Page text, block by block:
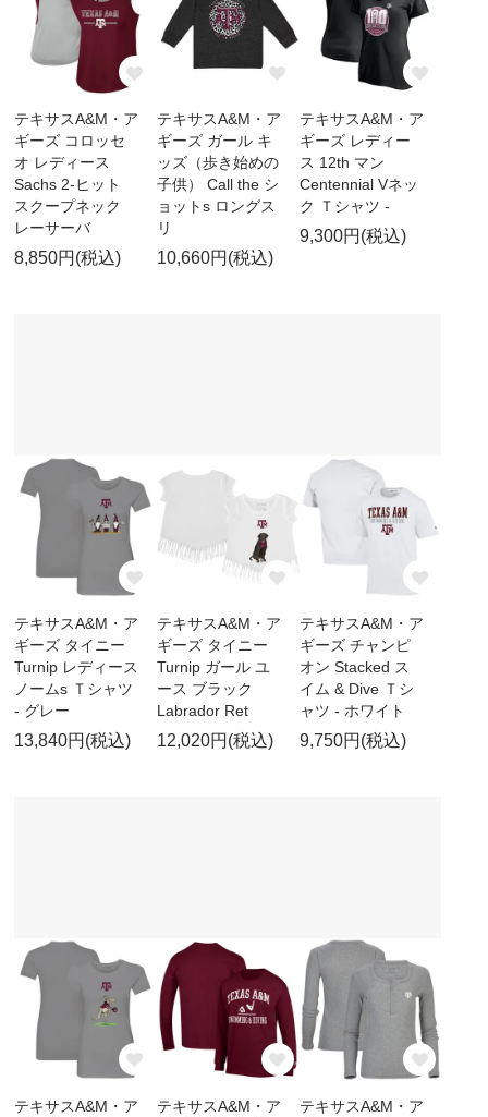
テキサスA&M・ア
ギーズ コロッセ
オ レディース
Sachs 2-ヒット
スクープネック
レーサーバ
8,850円(税込)
テキサスA&M・ア
ギーズ ガール キ
ッズ（歩き始めの
子供） Call the シ
ョットs ロングス
リ
10,660円(税込)
テキサスA&M・ア
ギーズ レディー
ス 12th マン
Centennial Vネッ
ク Ｔシャツ -
9,300円(税込)
テキサスA&M・ア
ギーズ タイニー
Turnip レディース
ノームs Ｔシャツ
- グレー
13,840円(税込)
テキサスA&M・ア
ギーズ タイニー
Turnip ガール ユ
ース ブラック
Labrador Ret
12,020円(税込)
テキサスA&M・ア
ギーズ チャンピ
オン Stacked ス
イム & Dive Ｔシ
ャツ - ホワイト
9,750円(税込)
テキサスA&M・ア
テキサスA&M・ア
テキサスA&M・ア